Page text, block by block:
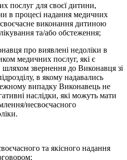
послуг для своєї дитини,
в процесі надання медичних
виконання дитиною
та/або обстеження;
про виявлені недоліки в
медичних послуг, які є
звернення до Виконавця зі
в якому надавались
випадку Виконавець не
наслідки, які можуть мати
несвоєчасного
та якісного надання